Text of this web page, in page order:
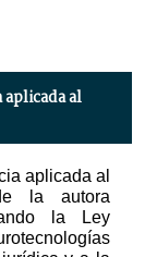
al
aplicada al
la autora
la Ley